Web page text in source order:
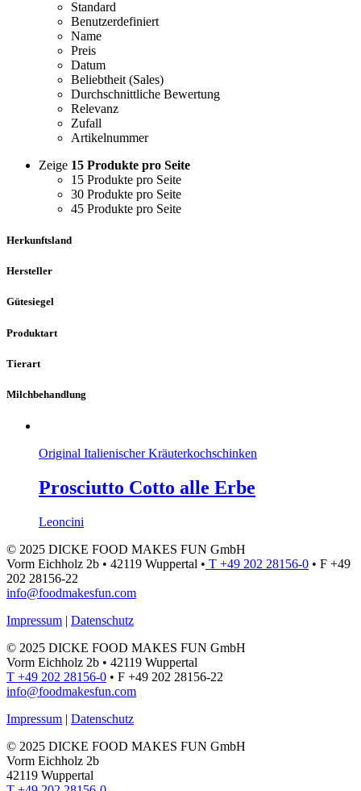
Standard
Benutzerdefiniert
Name
Preis
Datum
Beliebtheit (Sales)
Durchschnittliche Bewertung
Relevanz
Zufall
Artikelnummer
Zeige 15 Produkte pro Seite
15 Produkte pro Seite
30 Produkte pro Seite
45 Produkte pro Seite
Herkunftsland
Hersteller
Gütesiegel
Produktart
Tierart
Milchbehandlung
Original Italienischer Kräuterkochschinken
Prosciutto Cotto alle Erbe
Leoncini
© 2025 DICKE FOOD MAKES FUN GmbH
Vorm Eichholz 2b • 42119 Wuppertal • T +49 202 28156-0 • F +49
202 28156-22
info@foodmakesfun.com
Impressum | Datenschutz
© 2025 DICKE FOOD MAKES FUN GmbH
Vorm Eichholz 2b • 42119 Wuppertal
T +49 202 28156-0 • F +49 202 28156-22
info@foodmakesfun.com
Impressum | Datenschutz
© 2025 DICKE FOOD MAKES FUN GmbH
Vorm Eichholz 2b
42119 Wuppertal